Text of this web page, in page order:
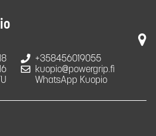
+358456019055
kuopio@powergrip.fi
WhatsApp Kuopio